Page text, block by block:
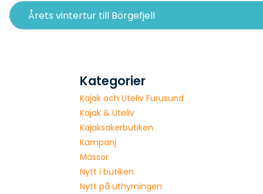
Årets vintertur till Börgefjell
Kategorier
Kajak och Uteliv Furusund
Kajak & Uteliv
Kajaksakerbutiken
Kampanj
Mässor
Nytt i butiken
Nytt på uthyrningen